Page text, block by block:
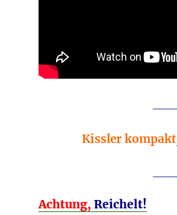
Kissler kompakt
Achtung, Reichelt!